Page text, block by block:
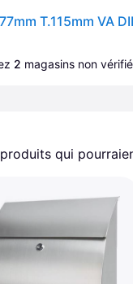
2 magasins non
qui